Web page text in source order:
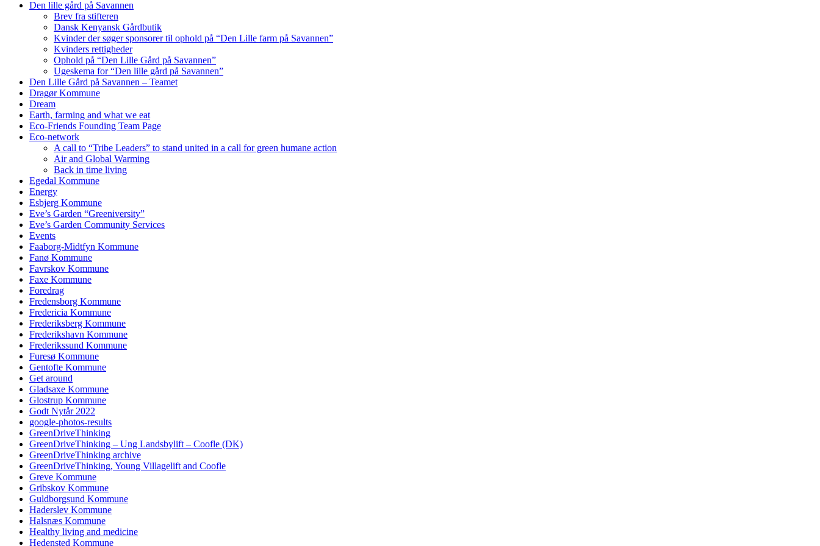
Den lille gård på Savannen
Brev fra stifteren
Dansk Kenyansk Gårdbutik
Kvinder der søger sponsorer til ophold på “Den Lille farm på Savannen”
Kvinders rettigheder
Ophold på “Den Lille Gård på Savannen”
Ugeskema for “Den lille gård på Savannen”
Den Lille Gård på Savannen – Teamet
Dragør Kommune
Dream
Earth, farming and what we eat
Eco-Friends Founding Team Page
Eco-network
A call to “Tribe Leaders” to stand united in a call for green humane action
Air and Global Warming
Back in time living
Egedal Kommune
Energy
Esbjerg Kommune
Eve’s Garden “Greeniversity”
Eve’s Garden Community Services
Events
Faaborg-Midtfyn Kommune
Fanø Kommune
Favrskov Kommune
Faxe Kommune
Foredrag
Fredensborg Kommune
Fredericia Kommune
Frederiksberg Kommune
Frederikshavn Kommune
Frederikssund Kommune
Furesø Kommune
Gentofte Kommune
Get around
Gladsaxe Kommune
Glostrup Kommune
Godt Nytår 2022
google-photos-results
GreenDriveThinking
GreenDriveThinking – Ung Landsbylift – Coofle (DK)
GreenDriveThinking archive
GreenDriveThinking, Young Villagelift and Coofle
Greve Kommune
Gribskov Kommune
Guldborgsund Kommune
Haderslev Kommune
Halsnæs Kommune
Healthy living and medicine
Hedensted Kommune